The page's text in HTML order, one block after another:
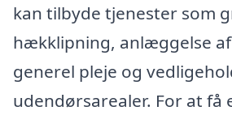
kan tilbyde tjenester som
hækklipning, anlæggelse
generel pleje og
udendørsarealer. For at få